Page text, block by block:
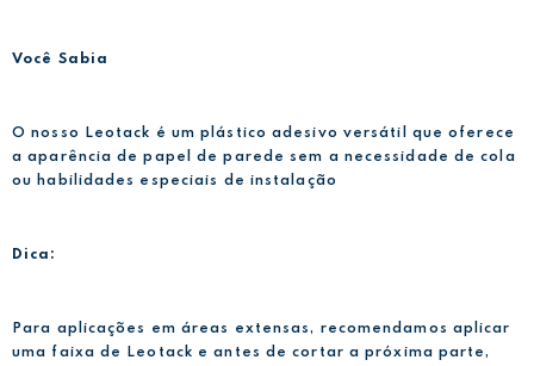
Você Sabia
O nosso Leotack é um plástico adesivo versátil que oferece
a aparência de papel de parede sem a necessidade de cola
ou habilidades especiais de instalação
Dica:
Para aplicações em áreas extensas, recomendamos aplicar
uma faixa de Leotack e antes de cortar a próxima parte,